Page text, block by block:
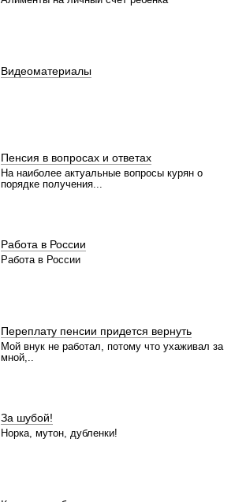
Видеоматериалы
Пенсия в вопросах и ответах
На наиболее актуальные вопросы курян о
порядке получения...
Работа в России
Работа в России
Переплату пенсии придется вернуть
Мой внук не работал, потому что ухаживал за
мной,..
За шубой!
Норка, мутон, дубленки!